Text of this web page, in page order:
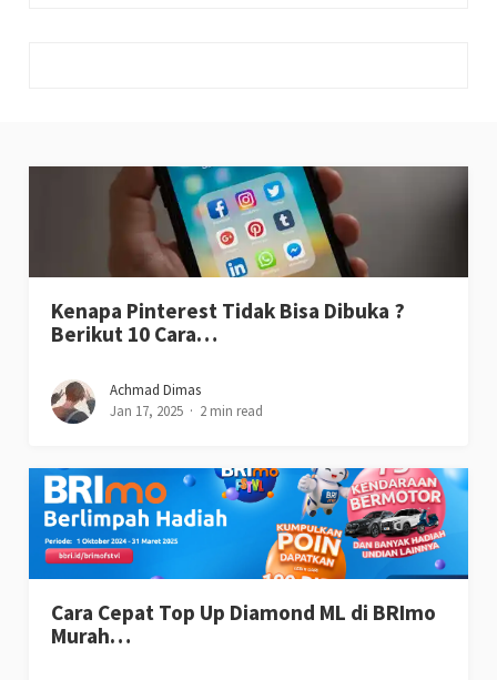
Kenapa Pinterest Tidak Bisa Dibuka ?
Berikut 10 Cara…
Achmad Dimas
Jan 17, 2025
2 min read
Cara Cepat Top Up Diamond ML di BRImo
Murah…